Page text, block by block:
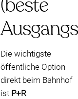
Die wichtigste
öffentliche Option
direkt beim Bahnhof
ist P+R